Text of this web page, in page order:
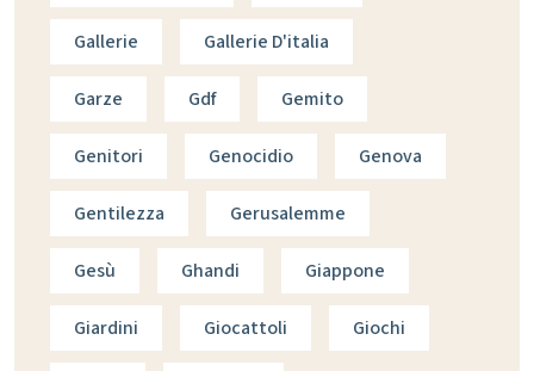
Gallerie Gallerie D'italia
Garze Gdf Gemito
Genitori Genocidio Genova
Gentilezza Gerusalemme
Gesù Ghandi Giappone
Giardini Giocattoli Giochi